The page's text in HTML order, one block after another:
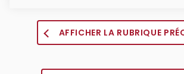
AFFICHER LA RUBRIQUE